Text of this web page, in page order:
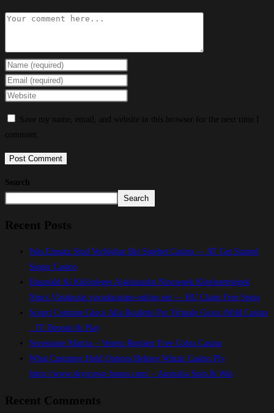
Save my name, email, and website in this browser for the next time I
comment.
Search
Search
Recent Posts
Was Einsatz Sind Verfügbar Bei Sigebet Casino — AT Get Started
Sieger Casino
Használd Ki Különleges Ajánlataidat Nincsenek Kötelezettségek
Nincs Várakozás vavadacasino-online.net — HU Claim Free Spins
Scopri Comune Gioco Alla Roulette Per Virtuale Gioca iWild Casino
_ IT Deposit & Play
Secessione Marcia – Veneto Register Free Cobra Casino
What Customer Hold Options Behave Winzir Casino Ply
https://www.skycrown-bonus.com/ – Australia Spin & Win
Recent Comments